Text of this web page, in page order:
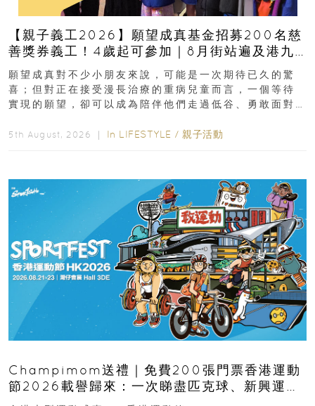
【親子義工2026】願望成真基金招募200名慈
善獎券義工！4歲起可參加｜8月街站遍及港九
新界
願望成真對不少小朋友來說，可能是一次期待已久的驚
喜；但對正在接受漫長治療的重病兒童而言，一個等待
實現的願望，卻可以成為陪伴他們走過低谷、勇敢面對
5th August, 2026 ｜ In LIFESTYLE / 親子活動
Champimom送禮｜免費200張門票香港運動
節2026載譽歸來：一次睇盡匹克球、新興運
動、街舞比賽＋逾百運動品牌展覽